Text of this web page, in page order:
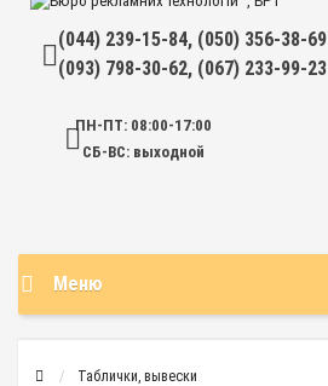
(044) 239-15-84, (050) 356-38-69
(093) 798-30-62, (067) 233-99-23
ПН-ПТ: 08:00-17:00
СБ-ВС: выходной
Меню
Таблички, вывески